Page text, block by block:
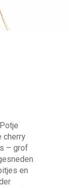
cherry
– grof
en